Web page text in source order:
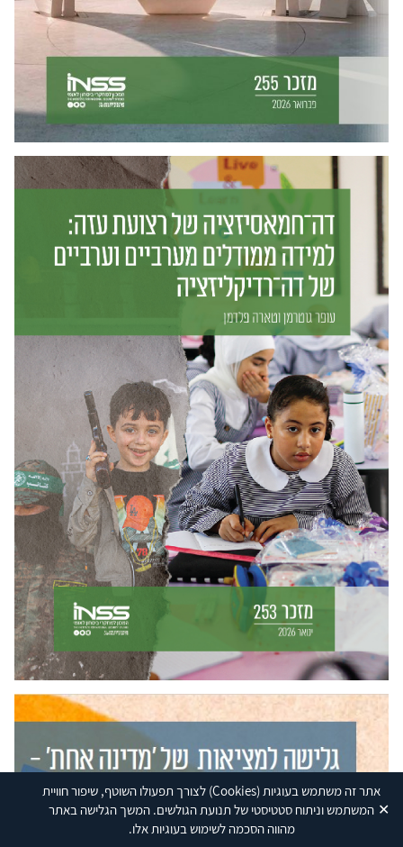
אתר זה משתמש בעוגיות(Cookies) לצורך תפעולו השוטף, שיפור חוויית
המשתמש וניתוח סטטיסטי של תנועת הגולשים. המשך הגלישה באתר
מהווה הסכמה לשימוש בעוגיות אלו.
✕